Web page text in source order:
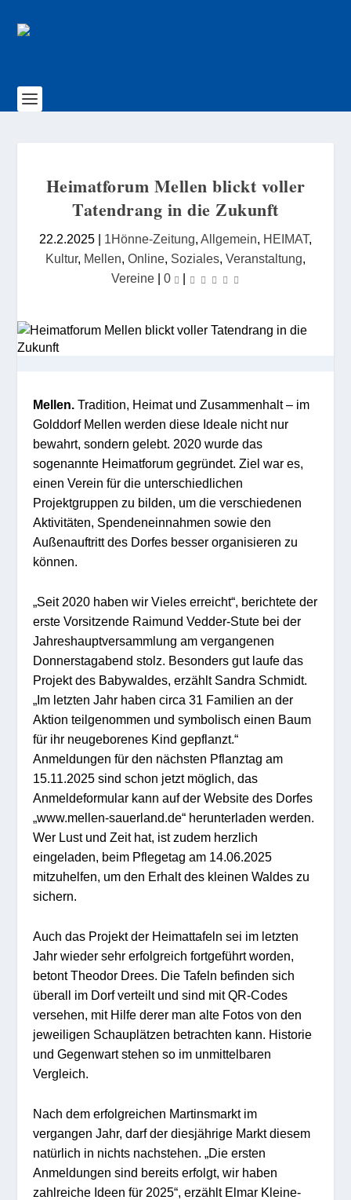
Heimatforum Mellen blickt voller
Tatendrang in die Zukunft
22.2.2025 | 1Hönne-Zeitung, Allgemein, HEIMAT,
Kultur, Mellen, Online, Soziales, Veranstaltung,
Vereine| 0 |
Mellen. Tradition, Heimat und Zusammenhalt – im
Golddorf Mellen werden diese Ideale nicht nur
bewahrt, sondern gelebt. 2020 wurde das
sogenannte Heimatforum gegründet. Ziel war es,
einen Verein für die unterschiedlichen
Projektgruppen zu bilden, um die verschiedenen
Aktivitäten, Spendeneinnahmen sowie den
Außenauftritt des Dorfes besser organisieren zu
können.
„Seit 2020 haben wir Vieles erreicht“, berichtete der
erste Vorsitzende Raimund Vedder-Stute bei der
Jahreshauptversammlung am vergangenen
Donnerstagabend stolz. Besonders gut laufe das
Projekt des Babywaldes, erzählt Sandra Schmidt.
„Im letzten Jahr haben circa 31 Familien an der
Aktion teilgenommen und symbolisch einen Baum
für ihr neugeborenes Kind gepflanzt.“
Anmeldungen für den nächsten Pflanztag am
15.11.2025 sind schon jetzt möglich, das
Anmeldeformular kann auf der Website des Dorfes
„www.mellen-sauerland.de“ herunterladen werden.
Wer Lust und Zeit hat, ist zudem herzlich
eingeladen, beim Pflegetag am 14.06.2025
mitzuhelfen, um den Erhalt des kleinen Waldes zu
sichern.
Auch das Projekt der Heimattafeln sei im letzten
Jahr wieder sehr erfolgreich fortgeführt worden,
betont Theodor Drees. Die Tafeln befinden sich
überall im Dorf verteilt und sind mit QR-Codes
versehen, mit Hilfe derer man alte Fotos von den
jeweiligen Schauplätzen betrachten kann. Historie
und Gegenwart stehen so im unmittelbaren
Vergleich.
Nach dem erfolgreichen Martinsmarkt im
vergangen Jahr, darf der diesjährige Markt diesem
natürlich in nichts nachstehen. „Die ersten
Anmeldungen sind bereits erfolgt, wir haben
zahlreiche Ideen für 2025“, erzählt Elmar Kleine-